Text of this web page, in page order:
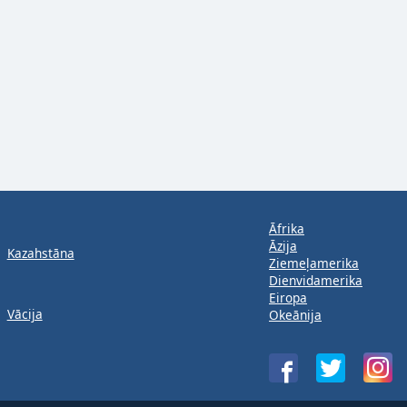
Kazahstāna
Vācija
Āfrika
Āzija
Ziemeļamerika
Dienvidamerika
Eiropa
Okeānija